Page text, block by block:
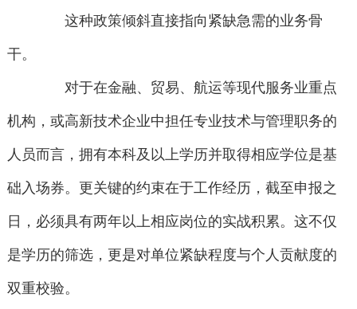
这种政策倾斜直接指向紧缺急需的业务骨
干。
对于在金融、贸易、航运等现代服务业重点
机构，或高新技术企业中担任专业技术与管理职务的
人员而言，拥有本科及以上学历并取得相应学位是基
础入场券。更关键的约束在于工作经历，截至申报之
日，必须具有两年以上相应岗位的实战积累。这不仅
是学历的筛选，更是对单位紧缺程度与个人贡献度的
双重校验。